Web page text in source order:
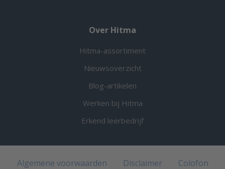
Over Hitma
Hitma-assortiment
Nieuwsoverzicht
Blog-artikelen
Werken bij Hitma
Erkend leerbedrijf
Algemene voorwaarden Disclaimer
Colofon